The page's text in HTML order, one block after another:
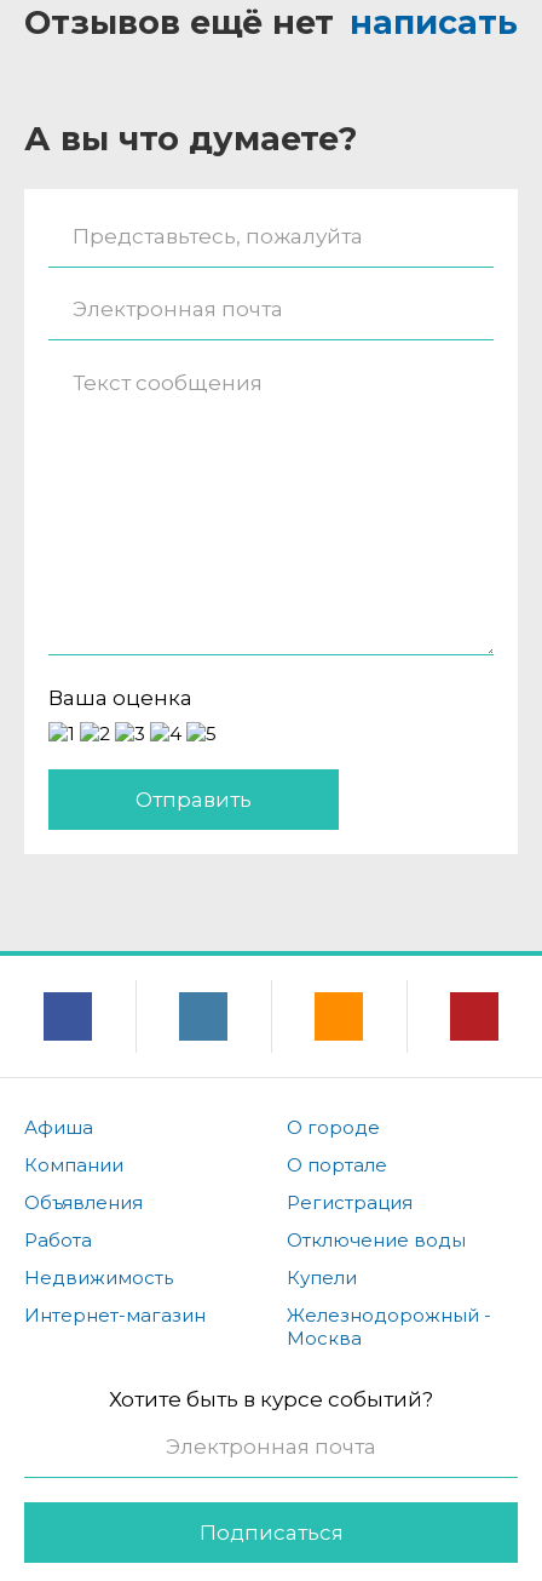
Отзывов ещё нет написать
А вы что думаете?
Ваша оценка
Отправить
Афиша
Компании
Объявления
Работа
Недвижимость
Интернет-магазин
О городе
О портале
Регистрация
Отключение воды
Купели
Железнодорожный -
Москва
Хотите быть в курсе событий?
Подписаться